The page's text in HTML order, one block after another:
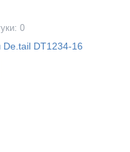
0
De.tail DT1234-16